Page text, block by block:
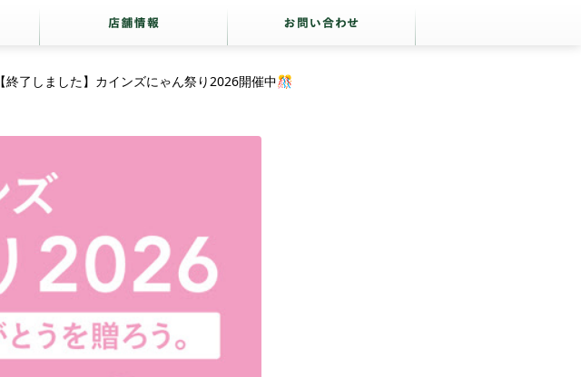
【終了しました】カインズにゃん祭り2026開催中🎊